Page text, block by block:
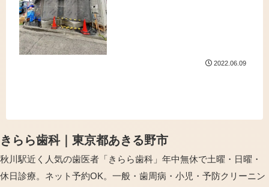
2022.06.09
きらら歯科｜東京都あきる野市
秋川駅近く人気の歯医者「きらら歯科」年中無休で土曜・日曜・
休日診療。ネット予約OK。一般・歯周病・小児・予防クリーニン